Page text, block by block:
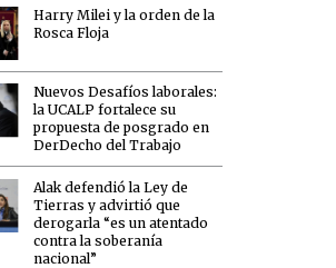
Harry Milei y la orden de la
Rosca Floja
Nuevos Desafíos laborales:
la UCALP fortalece su
propuesta de posgrado en
DerDecho del Trabajo
Alak defendió la Ley de
Tierras y advirtió que
derogarla “es un atentado
contra la soberanía
nacional”